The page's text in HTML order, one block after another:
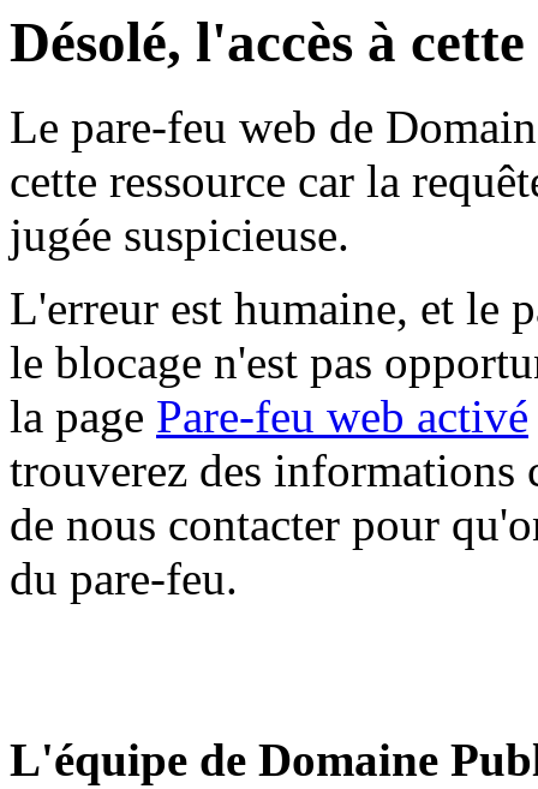
Désolé, l'accès à
Le pare-feu web de
cette ressource car la
jugée suspicieuse.
L'erreur est humaine, et le
le blocage n'est pas
la page Pare-feu web activé
trouverez des informations
de nous contacter pour
du pare-feu.
L'équipe de Domaine